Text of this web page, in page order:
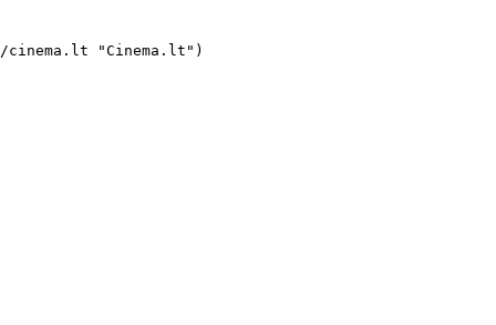
filmo online nuotraukos](https://s3.eu-central-1.amazonaws.com/cinema-lt/images/movies/poster/6623fe505388e97dad0877d8deffa0c7/c/2LMuZzDtp7zLb